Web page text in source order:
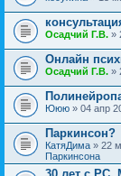
Осадчий Г.В. »
Онлайн
Осадчий Г.В. »
Ююю » 04 апр
Паркинсон?
КатяДима » 22
Паркинсона
30 лет с